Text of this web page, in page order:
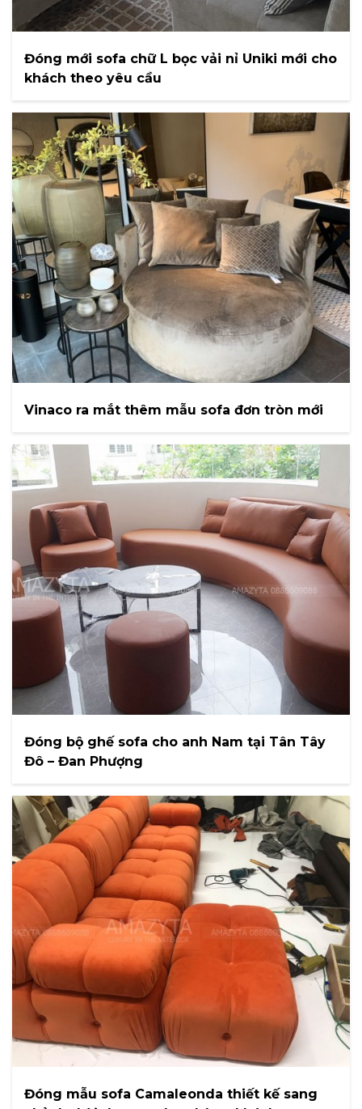
Đóng mới sofa chữ L bọc vải nỉ Uniki mới cho
khách theo yêu cầu
Vinaco ra mắt thêm mẫu sofa đơn tròn mới
Đóng bộ ghế sofa cho anh Nam tại Tân Tây
Đô – Đan Phượng
Đóng mẫu sofa Camaleonda thiết kế sang